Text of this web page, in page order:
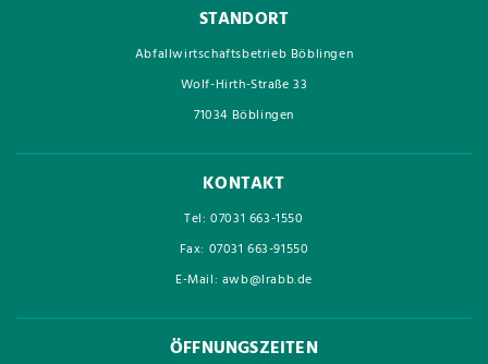
STANDORT
Abfallwirtschaftsbetrieb Böblingen
Wolf-Hirth-Straße 33
71034 Böblingen
KONTAKT
Tel: 07031 663-1550
Fax: 07031 663-91550
E-Mail: awb@lrabb.de
ÖFFNUNGSZEITEN